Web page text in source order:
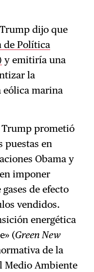
dijo que
de Política
y emitiría una
la
eólica marina
Trump prometió
puestas en
Obama y
imponer
de efecto
vendidos.
energética
(Green New
de la
Medio Ambiente